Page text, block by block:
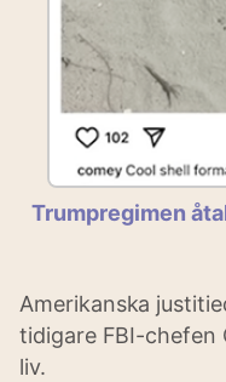
Trumpregimen
Amerikanska
tidigare FBI-chefen
liv.